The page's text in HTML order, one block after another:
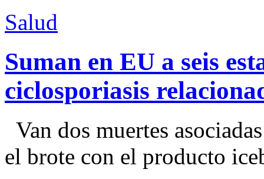
Salud
Suman en EU a seis
ciclosporiasis
Van dos muertes
el brote con el producto